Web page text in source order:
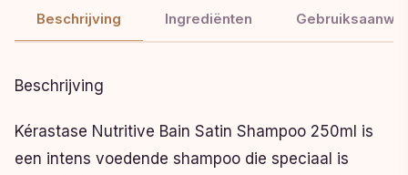
Beschrijving Ingrediënten
Beschrijving
Kérastase Nutritive Bain Satin Shampoo 250ml is
een intens voedende shampoo die speciaal is